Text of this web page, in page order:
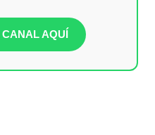
CANAL AQUÍ